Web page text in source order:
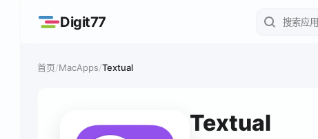
Digit77
首页/MacApps/Textual
Textual